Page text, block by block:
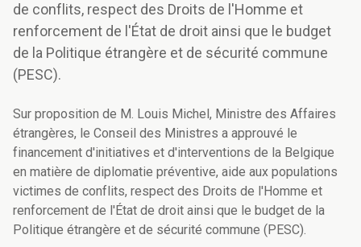
de conflits, respect des Droits de l'Homme et
renforcement de l'État de droit ainsi que le budget
de la Politique étrangère et de sécurité commune
(PESC).
Sur proposition de M. Louis Michel, Ministre des Affaires
étrangères, le Conseil des Ministres a approuvé le
financement d'initiatives et d'interventions de la Belgique
en matière de diplomatie préventive, aide aux populations
victimes de conflits, respect des Droits de l'Homme et
renforcement de l'État de droit ainsi que le budget de la
Politique étrangère et de sécurité commune (PESC).